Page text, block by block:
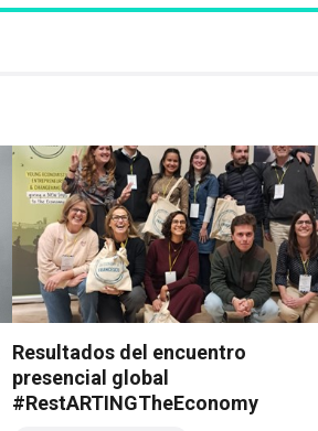
Resultados del encuentro
presencial global
#RestARTINGTheEconomy